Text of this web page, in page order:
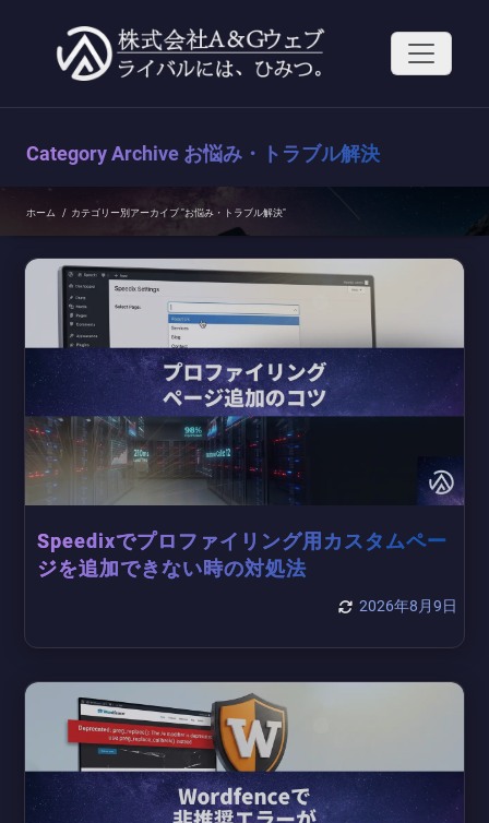
へ
Category Archive お悩み・トラブル解決
ホーム / カテゴリー別アーカイブ "お悩み・トラブル解決"
2026年8月9日
Speedixでプロファイリング用カスタムペー
ジを追加できない時の対処法